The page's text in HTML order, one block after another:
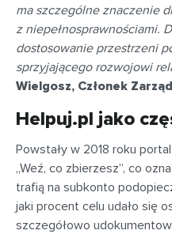
ma szczególne znaczenie
z niepełnosprawnościami.
dostosowanie przestrzeni
sprzyjającego rozwojowi
Wielgosz, Członek
Helpuj.pl jako
Powstały w 2018 roku
„Weź, co zbierzesz”, co
trafią na subkonto
jaki procent celu udało się
szczegółowo